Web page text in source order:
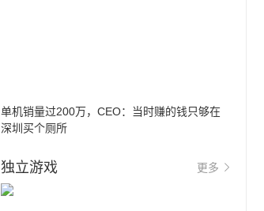
单机销量过200万，CEO：当时赚的钱只够在
深圳买个厕所
独立游戏 更多